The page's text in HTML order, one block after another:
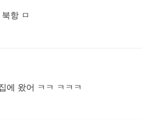
항 ㅁ
에 왔어 ㅋㅋ ㅋㅋㅋ